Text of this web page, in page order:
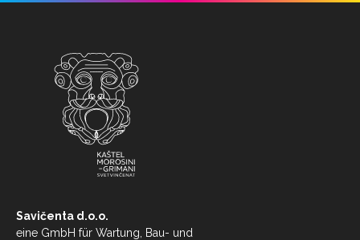
Savičenta d.o.o.
eine GmbH für Wartung, Bau- und